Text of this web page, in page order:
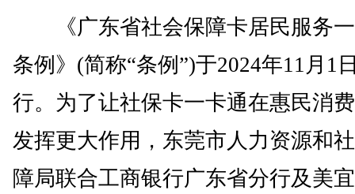
《广东省社会保障卡居民服务
条例》(简称“条例”)于2024年11月1
行。为了让社保卡一卡通在惠民消
发挥更大作用，东莞市人力资源和
障局联合工商银行广东省分行及美